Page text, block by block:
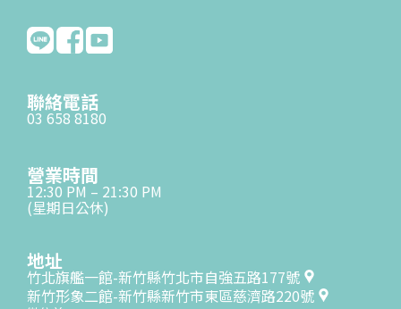
聯絡電話
03 658 8180
營業時間
12:30 PM – 21:30 PM
(星期日公休)
地址
竹北旗艦一館-新竹縣竹北市自強五路177號
新竹形象二館-新竹縣新竹市東區慈濟路220號